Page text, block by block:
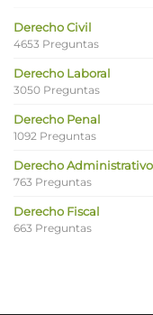
Derecho Civil
4653 Preguntas
Derecho Laboral
3050 Preguntas
Derecho Penal
1092 Preguntas
Derecho Administrativo
763 Preguntas
Derecho Fiscal
663 Preguntas